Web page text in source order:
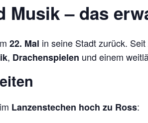
Musik – das
22. Mal in seine Stadt zurück.
, Drachenspielen und einem
Lanzenstechen hoch zu Ross: